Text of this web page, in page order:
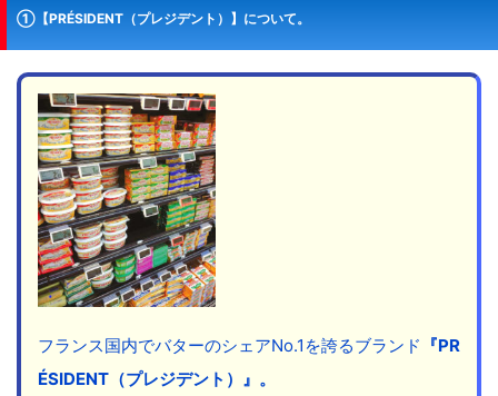
① 【PRÉSIDENT（プレジデント）】について。
フランス国内でバターのシェアNo.1を誇るブランド 『PR
ÉSIDENT（プレジデント）』。